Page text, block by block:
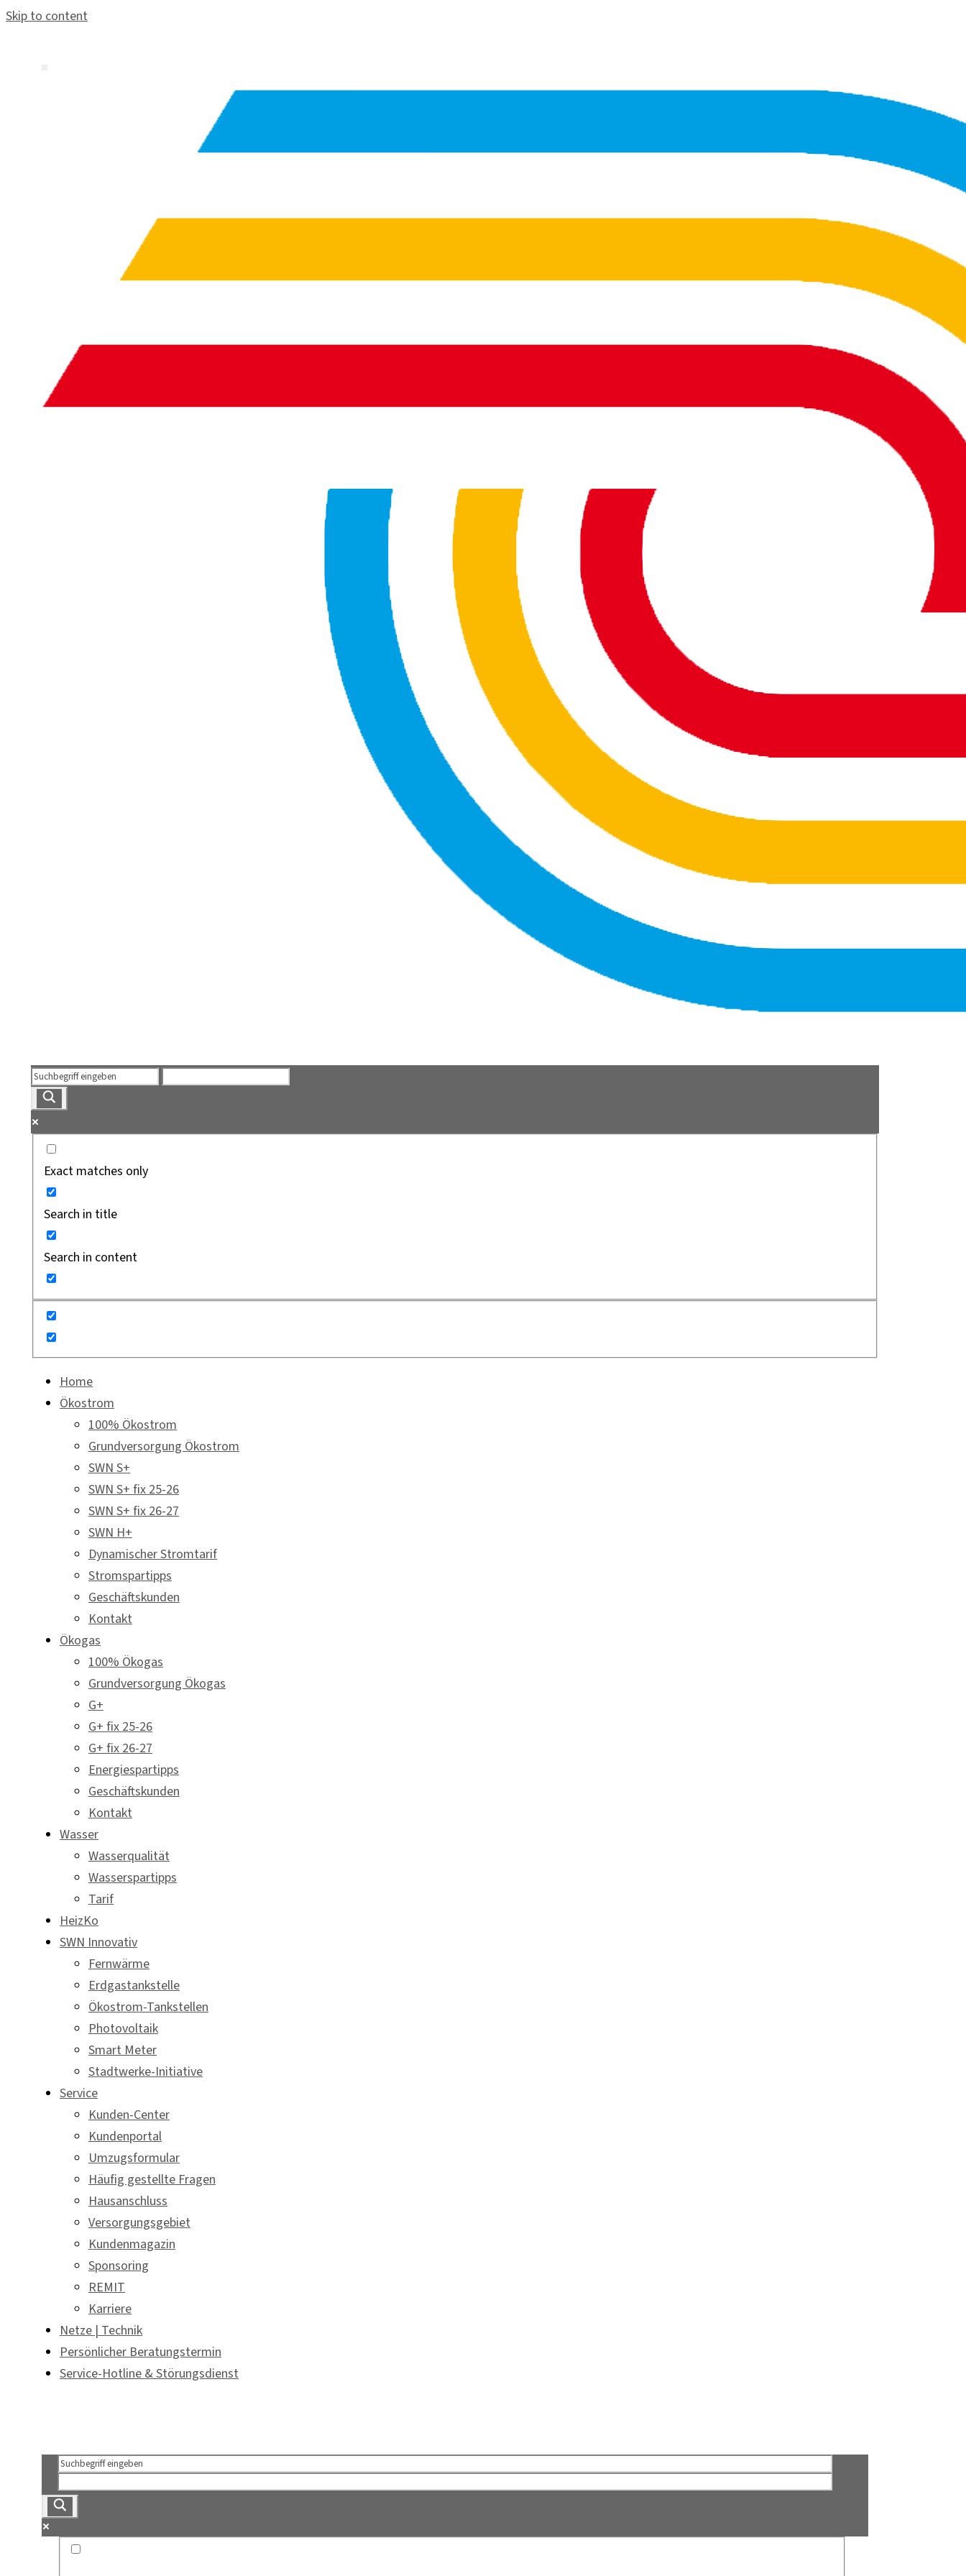
Skip to content
Exact matches only
Search in title
Search in content
Home
Ökostrom
100% Ökostrom
Grundversorgung Ökostrom
SWN S+
SWN S+ fix 25-26
SWN S+ fix 26-27
SWN H+
Dynamischer Stromtarif
Stromspartipps
Geschäftskunden
Kontakt
Ökogas
100% Ökogas
Grundversorgung Ökogas
G+
G+ fix 25-26
G+ fix 26-27
Energiespartipps
Geschäftskunden
Kontakt
Wasser
Wasserqualität
Wasserspartipps
Tarif
HeizKo
SWN Innovativ
Fernwärme
Erdgastankstelle
Ökostrom-Tankstellen
Photovoltaik
Smart Meter
Stadtwerke-Initiative
Service
Kunden-Center
Kundenportal
Umzugsformular
Häufig gestellte Fragen
Hausanschluss
Versorgungsgebiet
Kundenmagazin
Sponsoring
REMIT
Karriere
Netze | Technik
Persönlicher Beratungstermin
Service-Hotline & Störungsdienst